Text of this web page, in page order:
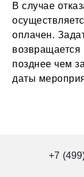
В случае
оплачен.
позднее чем
даты
+7